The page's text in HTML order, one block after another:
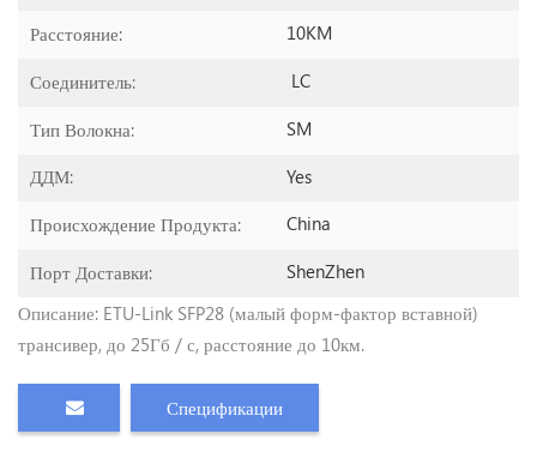
Расстояние: 10KM
Соединитель: LC
Тип Волокна: SM
ДДМ: Yes
Происхождение Продукта: China
Порт Доставки:
ShenZhen
Описание: ETU-Link SFP28 (малый форм-фактор вставной)
трансивер, до 25Гб / с, расстояние до 10км.
Спецификации